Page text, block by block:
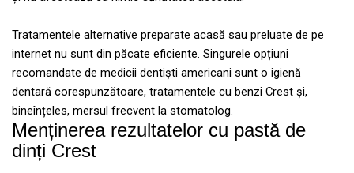
Tratamentele alternative preparate acasă sau preluate de pe
internet nu sunt din păcate eficiente. Singurele opțiuni
recomandate de medicii dentiști americani sunt o igienă
dentară corespunzătoare, tratamentele cu benzi Crest și,
bineînțeles, mersul frecvent la stomatolog.
Menținerea rezultatelor cu pastă de
dinți Crest